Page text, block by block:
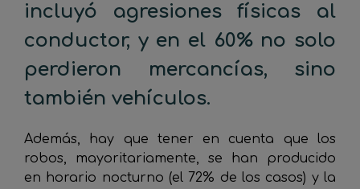
incluyó agresiones físicas al
conductor, y en el 60% no solo
perdieron mercancías, sino
también vehículos.
Además, hay que tener en cuenta que los
robos, mayoritariamente, se han producido
en horario nocturno (el 72% de los casos) y la